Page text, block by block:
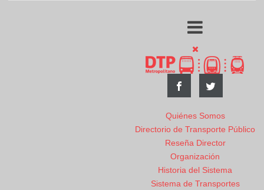
Quiénes Somos
Directorio de Transporte Público
Reseña Director
Organización
Historia del Sistema
Sistema de Transportes